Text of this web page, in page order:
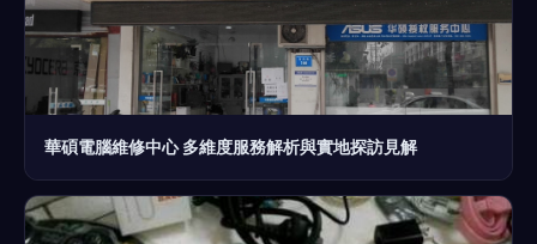
華碩電腦維修中心 多維度服務解析與實地探訪見解